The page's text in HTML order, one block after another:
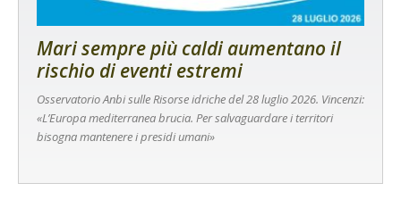
Mari sempre più caldi aumentano il
rischio di eventi estremi
Osservatorio Anbi sulle Risorse idriche del 28 luglio 2026. Vincenzi:
«L’Europa mediterranea brucia. Per salvaguardare i territori
bisogna mantenere i presidi umani»